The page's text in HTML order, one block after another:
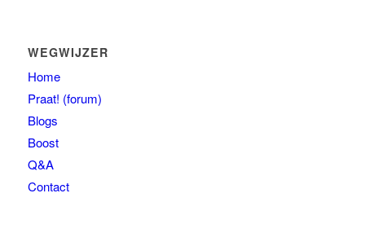
WEGWIJZER
Home
Praat! (forum)
Blogs
Boost
Q&A
Contact